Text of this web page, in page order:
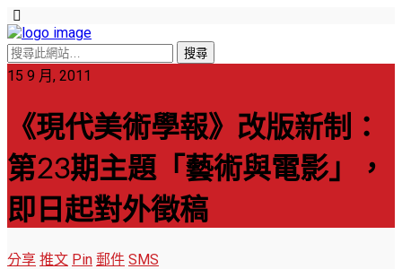
15 9 月, 2011
《現代美術學報》改版新制：
第23期主題「藝術與電影」，
即日起對外徵稿
分享 推文 Pin 郵件 SMS